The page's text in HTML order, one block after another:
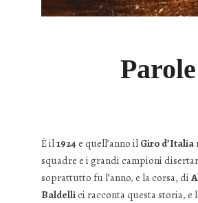
È il1924e quell’anno il Giro d’Italia
squadre e i grandi campioni
soprattutto fu l’anno, e la corsa, di
Baldellici racconta questa storia,